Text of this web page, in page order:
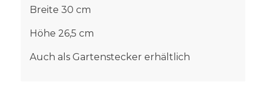
Breite 30 cm
Höhe 26,5 cm
Auch als Gartenstecker erhältlich